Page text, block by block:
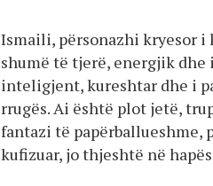
Ismaili, përsonazhi kryesor
shumë të tjerë, energjik
inteligjent, kureshtar dhe i
rrugës. Ai është plot jetë,
fantazi të
kufizuar, jo thjeshtë në